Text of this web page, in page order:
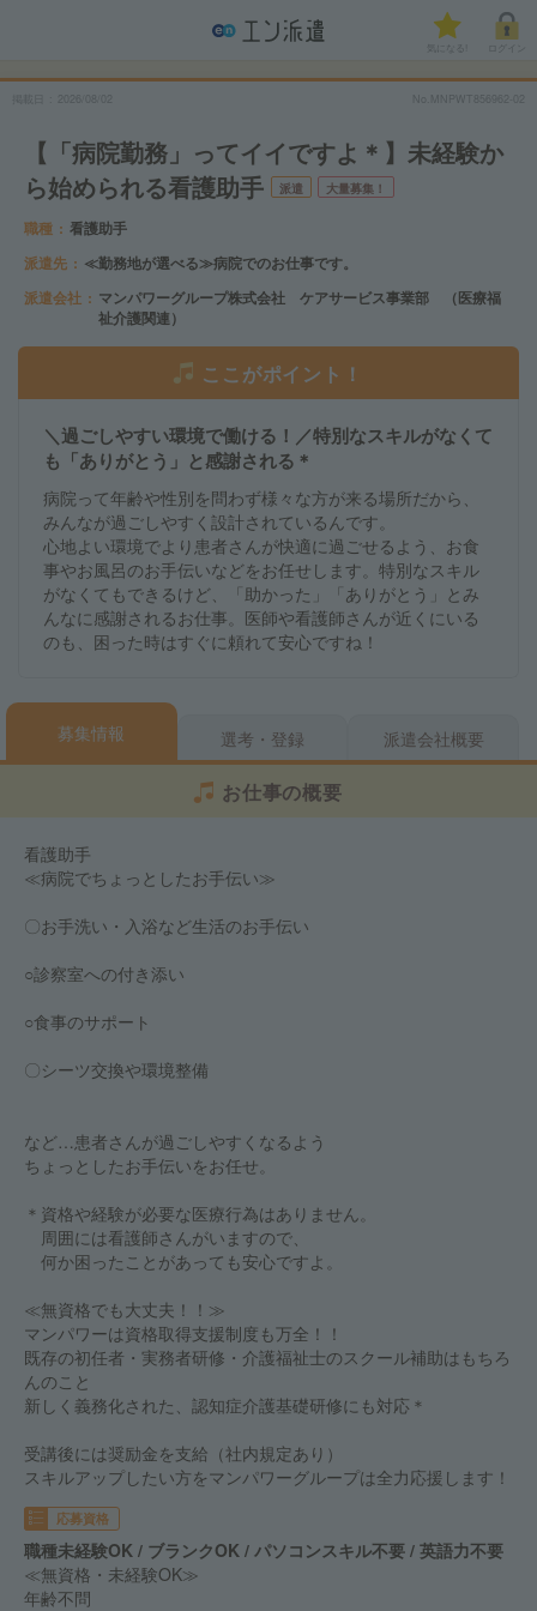
気になる!
No.MNPWT856962-02
【「病院勤務」ってイイですよ＊】未経験か
ら始められる看護助手
派遣 大量募集！
職種
看護助手
派遣先
≪勤務地が選べる≫病院でのお仕事です。
派遣会社
マンパワーグループ株式会社 ケアサービス事業部 （医療福
祉介護関連）
ここがポイント！
＼過ごしやすい環境で働ける！／特別なスキルがなくて
も「ありがとう」と感謝される＊
病院って年齢や性別を問わず様々な方が来る場所だから、
みんなが過ごしやすく設計されているんです。
心地よい環境でより患者さんが快適に過ごせるよう、お食
事やお風呂のお手伝いなどをお任せします。特別なスキル
がなくてもできるけど、「助かった」「ありがとう」とみ
んなに感謝されるお仕事。医師や看護師さんが近くにいる
のも、困った時はすぐに頼れて安心ですね！
募集情報 選考・登録 派遣会社概要
お仕事の概要
看護助手
≪病院でちょっとしたお手伝い≫
〇お手洗い・入浴など生活のお手伝い
○診察室への付き添い
○食事のサポート
〇シーツ交換や環境整備
など…患者さんが過ごしやすくなるよう
ちょっとしたお手伝いをお任せ。
＊資格や経験が必要な医療行為はありません。
周囲には看護師さんがいますので、
何か困ったことがあっても安心ですよ。
≪無資格でも大丈夫！！≫
マンパワーは資格取得支援制度も万全！！
既存の初任者・実務者研修・介護福祉士のスクール補助はもちろ
んのこと
新しく義務化された、認知症介護基礎研修にも対応＊
受講後には奨励金を支給（社内規定あり）
スキルアップしたい方をマンパワーグループは全力応援します！
応募資格
職種未経験OK / ブランクOK / パソコンスキル不要 / 英語力不要
≪無資格・未経験OK≫
年齢不問